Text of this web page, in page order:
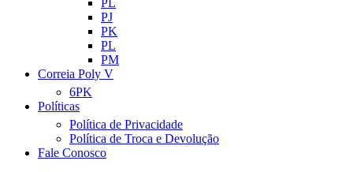
PL
PJ
PK
PL
PM
Correia Poly V
6PK
Políticas
Política de Privacidade
Política de Troca e Devolução
Fale Conosco